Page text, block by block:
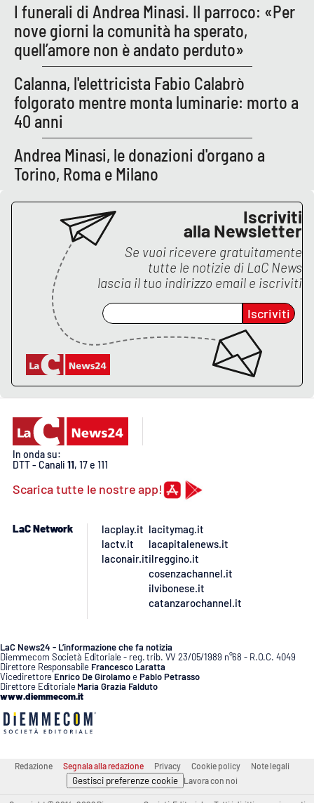
I funerali di Andrea Minasi. Il parroco: «Per
nove giorni la comunità ha sperato,
quell’amore non è andato perduto»
Calanna, l'elettricista Fabio Calabrò
folgorato mentre monta luminarie: morto a
40 anni
Andrea Minasi, le donazioni d'organo a
Torino, Roma e Milano
Iscriviti
alla Newsletter
Se vuoi ricevere gratuitamente
tutte le notizie di LaC News
lascia il tuo indirizzo email e iscriviti
Iscriviti
In onda su:
DTT - Canali 11, 17 e 111
Scarica tutte le nostre app!
LaC Network
lacplay.it
lactv.it
laconair.it
lacitymag.it
lacapitalenews.it
ilreggino.it
cosenzachannel.it
ilvibonese.it
catanzarochannel.it
LaC News24 - L’informazione che fa notizia
Diemmecom Società Editoriale - reg. trib. VV 23/05/1989 n°68 - R.O.C. 4049
Direttore Responsabile Francesco Laratta
Vicedirettore Enrico De GirolamoePablo Petrasso
Direttore Editoriale Maria Grazia Falduto
www.diemmecom.it
Redazione Segnala alla redazione Privacy Cookie policy Note legali
Gestisci preferenze cookie Lavora con noi